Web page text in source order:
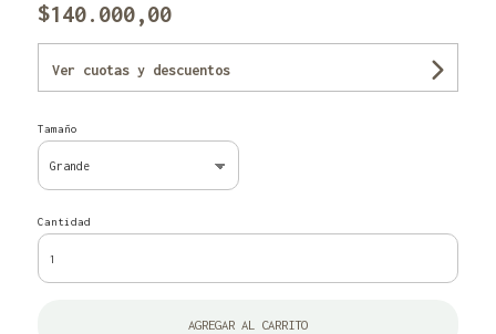
$140.000,00
Ver cuotas y descuentos
Tamaño
Cantidad
AGREGAR AL CARRITO